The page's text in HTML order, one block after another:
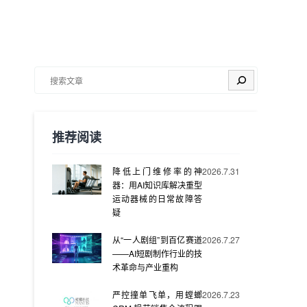
搜索
推荐阅读
降低上门维修率的神
器：用AI知识库解决重型
运动器械的日常故障答
疑
2026.7.31
从“一人剧组”到百亿赛道
——AI短剧制作行业的技
术革命与产业重构
2026.7.27
严控撞单飞单，用螳螂2026.7.23